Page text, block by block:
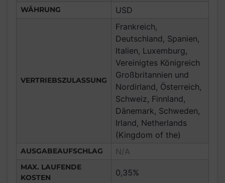
WÄHRUNG USD
VERTRIEBSZULASSUNG
Frankreich,
Deutschland, Spanien,
Italien, Luxemburg,
Vereinigtes Königreich
Großbritannien und
Nordirland, Österreich,
Schweiz, Finnland,
Dänemark, Schweden,
Irland, Netherlands
(Kingdom of the)
AUSGABEAUFSCHLAG N/A
MAX. LAUFENDE
KOSTEN
0,35%